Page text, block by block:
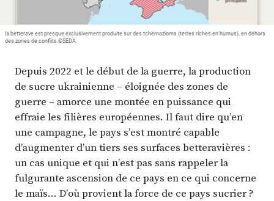
la betterave est presque exclusivement produite sur des tchernozioms (terres riches en humus), en dehors
des zones de conflits.©SEDA
Depuis 2022 et le début de la guerre, la production
de sucre ukrainienne – éloignée des zones de
guerre – amorce une montée en puissance qui
effraie les filières européennes. Il faut dire qu’en
une campagne, le pays s’est montré capable
d’augmenter d’un tiers ses surfaces betteravières :
un cas unique et qui n’est pas sans rappeler la
fulgurante ascension de ce pays en ce qui concerne
le maïs… D’où provient la force de ce pays sucrier ?